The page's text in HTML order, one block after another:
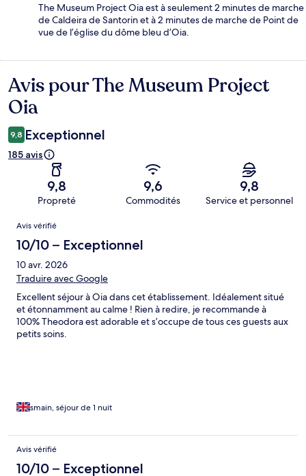
The Museum Project Oia est à seulement 2 minutes de marche
de Caldeira de Santorin et à 2 minutes de marche de Point de
vue de l’église du dôme bleu d’Oia.
Avis
Avis pour The Museum Project
Oia
9,8 Exceptionnel
185 avis
9,8
Propreté
9,6
Commodités
9,8
Service et personnel
Avis
Avis vérifié
10/10 – Exceptionnel
10 avr. 2026
Traduire avec Google
Excellent séjour à Oia dans cet établissement. Idéalement situé
et étonnamment au calme ! Rien à redire, je recommande à
100% Theodora est adorable et s’occupe de tous ces guests aux
petits soins.
smain, séjour de 1 nuit
Avis vérifié
10/10 – Exceptionnel